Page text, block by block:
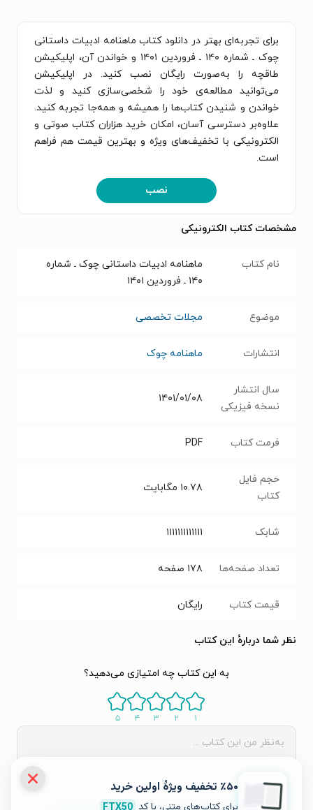
برای تجربه‌ای بهتر در دانلود کتاب ماهنامه ادبیات داستانی
چوک ـ شماره ۱۴۰ ـ فروردین ۱۴۰۱ و خواندن آن، اپلیکیشن
طاقچه را به‌صورت رایگان نصب کنید. در اپلیکیشن
می‌توانید مطالعه‌ی خود را شخصی‌سازی کنید و لذت
خواندن و شنیدن کتاب‌ها را همیشه و همه‌جا تجربه کنید.
علاوه‌بر دسترسی آسان، امکان خرید هزاران کتاب صوتی و
الکترونیکی با تخفیف‌های ویژه و بهترین قیمت هم فراهم
است.
نصب
مشخصات کتاب الکترونیکی
نام کتاب
ماهنامه ادبیات داستانی چوک ـ شماره
۱۴۰ ـ فروردین ۱۴۰۱
موضوع مجلات تخصصی
انتشارات ماهنامه چوک
سال انتشار
نسخه فیزیکی
۱۴۰۱/۰۱/۰۸
فرمت کتاب PDF
حجم فایل
کتاب
۱۰.۷۸ مگابایت
شابک ۱۱۱۱۱۱۱۱۱۱۱۱۱
تعداد صفحه‌ها ۱۷۸ صفحه
قیمت کتاب رایگان
نظر شما دربارهٔ این کتاب
به این کتاب چه امتیازی می‌دهید؟
۱ ۲ ۳ ۴ ۵
٪۵۰ تخفیف ویژۀ اولین خرید